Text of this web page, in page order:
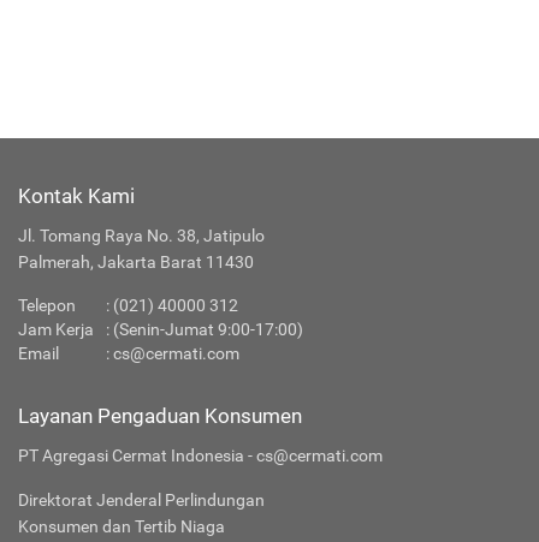
Kontak Kami
Jl. Tomang Raya No. 38, Jatipulo
Palmerah, Jakarta Barat 11430
Telepon : (021) 40000 312
Jam Kerja
: (Senin-Jumat 9:00-17:00)
Email
:cs@cermati.com
Layanan Pengaduan Konsumen
PT Agregasi Cermat Indonesia - cs@cermati.com
Direktorat Jenderal Perlindungan
Konsumen dan Tertib Niaga